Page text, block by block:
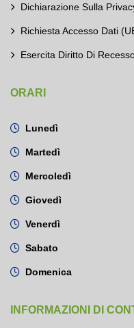
Dichiarazione Sulla
Richiesta Accesso Dati
Esercita Diritto Di
ORARI
Lunedì
Martedì
Mercoledì
Giovedì
Venerdì
Sabato
Domenica
INFORMAZIONI DI